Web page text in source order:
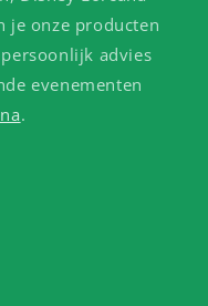
je onze producten
advies
evenementen
.